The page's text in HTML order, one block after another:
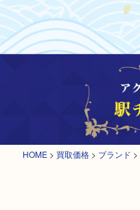
HOME > 買取価格 > ブランド >